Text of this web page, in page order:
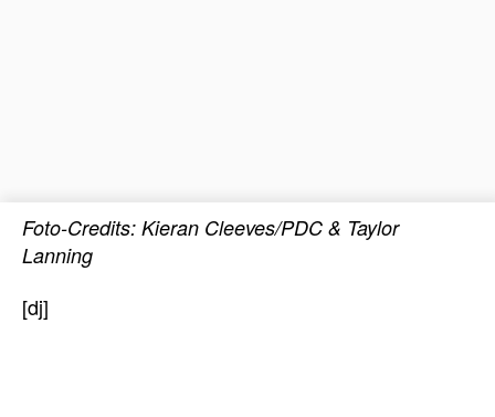
Foto-Credits: Kieran Cleeves/PDC & Taylor
Lanning
[dj]